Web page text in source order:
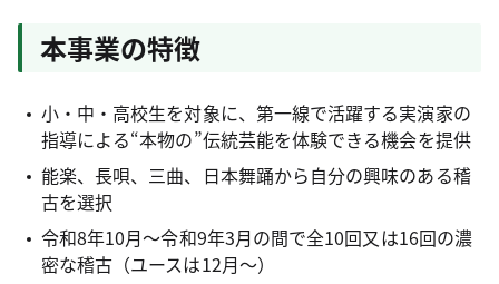
本事業の特徴
小・中・高校生を対象に、第一線で活躍する実演家の
指導による“本物の”伝統芸能を体験できる機会を提供
能楽、長唄、三曲、日本舞踊から自分の興味のある稽
古を選択
令和8年10月～令和9年3月の間で全10回又は16回の濃
密な稽古（ユースは12月～）